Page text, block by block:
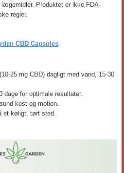
Produktet er ikke FDA-
regler.
CBD Capsules
25 mg CBD) dagligt med vand, 15-30
dage for optimale resultater.
kost og motion.
et køligt, tørt sted.